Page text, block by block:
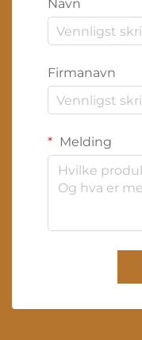
Navn
Firmanavn
Melding